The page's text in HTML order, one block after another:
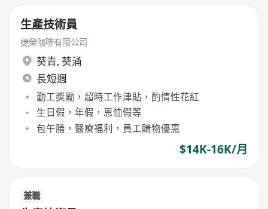
生產技術員
捷榮咖啡有限公司
葵青, 葵涌
長短週
勤工獎勵，超時工作津貼，酌情性花紅
生日假，年假，恩恤假等
包午膳，醫療福利，員工購物優惠
$14K-16K/月
兼職